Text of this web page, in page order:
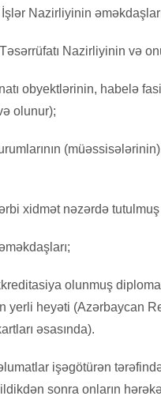
Nazirliyinin
Nazirliyinin və
obyektlərinin, habelə
olunur);
xidmət nəzərdə
olunmuş
yerli heyəti (Azərbaycan
əsasında).
işəgötürən
sonra onların